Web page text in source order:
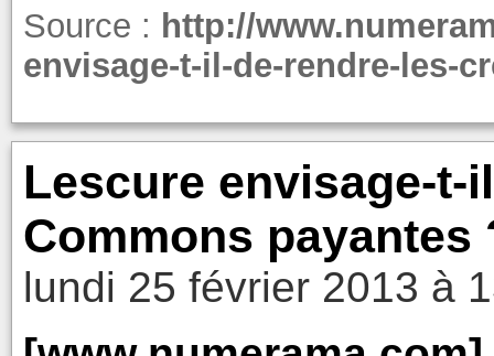
Source : http://
envisage-t-il-de-rendre-les-
Lescure envisage-t-
Commons payantes
lundi 25 février 2013 à